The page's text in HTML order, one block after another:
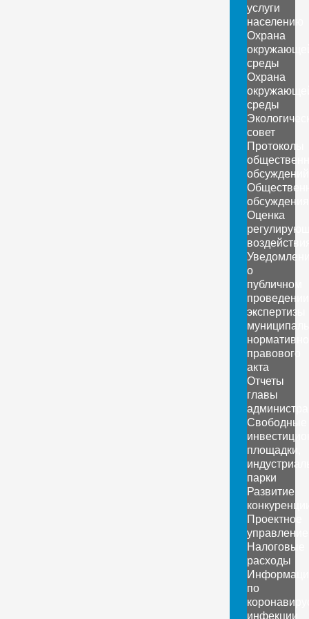
услуги
населению
Охрана
среды
Охрана
среды
совет
Протоколы
обсуждений
обсуждения
Оценка
о
публичном
проведении
экспертизы
правового
акта
Отчеты
главы
Свободные
площадки,
парки
Развитие
Проектное
управление
Налоговые
расходы
по
инфекции